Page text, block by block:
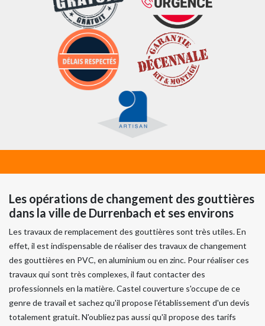
Les opérations de changement des gouttières
dans la ville de Durrenbach et ses environs
Les travaux de remplacement des gouttières sont très utiles. En
effet, il est indispensable de réaliser des travaux de changement
des gouttières en PVC, en aluminium ou en zinc. Pour réaliser ces
travaux qui sont très complexes, il faut contacter des
professionnels en la matière. Castel couverture s'occupe de ce
genre de travail et sachez qu'il propose l'établissement d'un devis
totalement gratuit. N'oubliez pas aussi qu'il propose des tarifs